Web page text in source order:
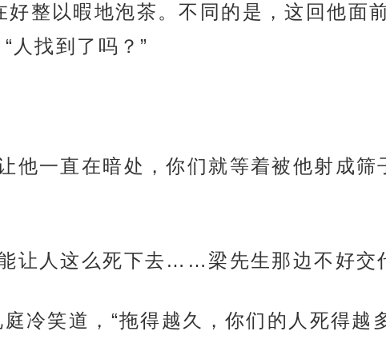
整以暇地泡茶。不同的是，这回他面
人找到了吗？”
他一直在暗处，你们就等着被他射成筛
让人这么死下去……梁先生那边不好交
冷笑道，“拖得越久，你们的人死得越